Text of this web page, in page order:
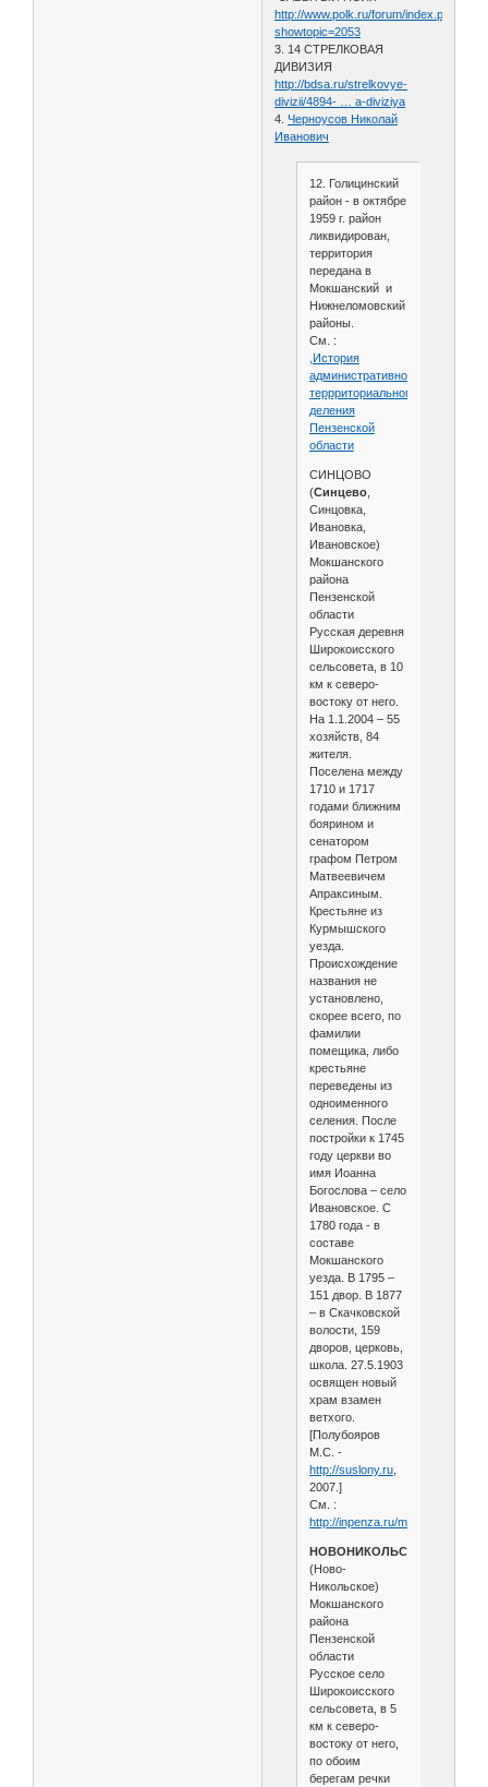
http://www.polk.ru/forum/index.php?
showtopic=2053
3. 14 СТРЕЛКОВАЯ
ДИВИЗИЯ
http://bdsa.ru/strelkovye-
divizii/4894- … a-diviziya
4.Черноусов Николай
Иванович
12. Голицинский
район - в октябре
1959 г. район
ликвидирован,
территория
передана в
Мокшанский и
Нижнеломовский
районы.
См. :
,История
административно-
террриториального
деления
Пензенской
области
СИНЦОВО
(Синцево,
Синцовка,
Ивановка,
Ивановское)
Мокшанского
района
Пензенской
области
Русская деревня
Широкоисского
сельсовета, в 10
км к северо-
востоку от него.
На 1.1.2004 – 55
хозяйств, 84
жителя.
Поселена между
1710 и 1717
годами ближним
боярином и
сенатором
графом Петром
Матвеевичем
Апраксиным.
Крестьяне из
Курмышского
уезда.
Происхождение
названия не
установлено,
скорее всего, по
фамилии
помещика, либо
крестьяне
переведены из
одноименного
селения. После
постройки к 1745
году церкви во
имя Иоанна
Богослова – село
Ивановское. С
1780 года - в
составе
Мокшанского
уезда. В 1795 –
151 двор. В 1877
– в Скачковской
волости, 159
дворов, церковь,
школа. 27.5.1903
освящен новый
храм взамен
ветхого.
[Полубояров
М.С. -
http://suslony.ru,
2007.]
См. :
http://inpenza.ru/mokshan/
НОВОНИКОЛЬСКОЕ
(Ново-
Никольское)
Мокшанского
района
Пензенской
области
Русское село
Широкоисского
сельсовета, в 5
км к северо-
востоку от него,
по обоим
берегам речки